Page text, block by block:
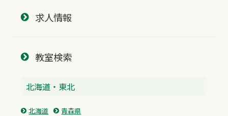
求人情報
教室検索
北海道・東北
北海道 青森県